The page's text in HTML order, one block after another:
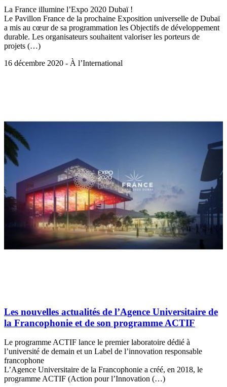
La France illumine l’Expo 2020 Dubaï !
Le Pavillon France de la prochaine Exposition universelle de Dubaï
a mis au cœur de sa programmation les Objectifs de développement
durable. Les organisateurs souhaitent valoriser les porteurs de
projets (…)
16 décembre 2020 - À l’International
Les nouvelles actualités de l’Agence Universitaire de
la Francophonie et de son programme ACTIF
Le programme ACTIF lance le premier laboratoire dédié à
l’université de demain et un Label de l’innovation responsable
francophone
L’Agence Universitaire de la Francophonie a créé, en 2018, le
programme ACTIF (Action pour l’Innovation (…)